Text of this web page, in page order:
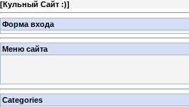
[Кульный Сайт :)]
Форма входа
Меню сайта
Categories